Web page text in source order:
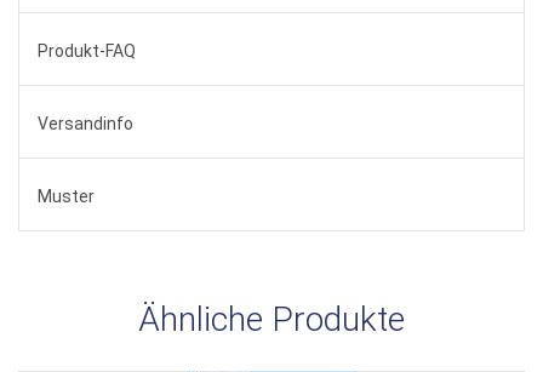
Produkt-FAQ
Versandinfo
Muster
Ähnliche Produkte